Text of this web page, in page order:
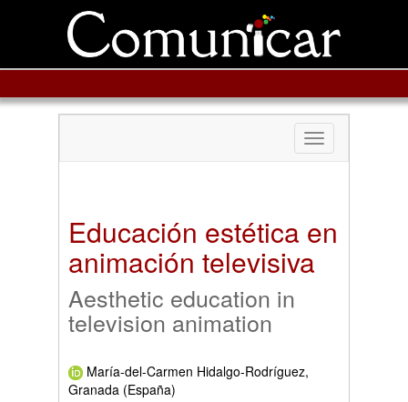
Toggle
navigation
Educación estética en
animación televisiva
Aesthetic education in
television animation
María-del-Carmen Hidalgo-Rodríguez,
Granada (España)